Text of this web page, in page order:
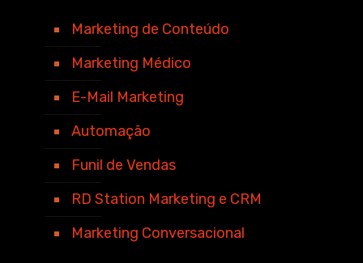
Marketing de Conteúdo
Marketing Médico
E-Mail Marketing
Automação
Funil de Vendas
RD Station Marketing e CRM
Marketing Conversacional